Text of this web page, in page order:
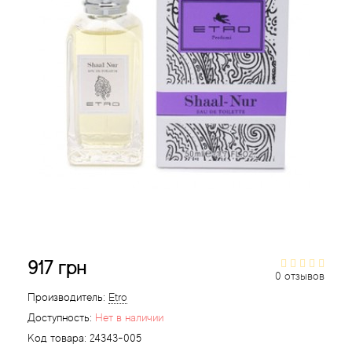
0 отзывов
917 грн
Производитель: Etro
Доступность: Нет в наличии
Код товара: 24343-005
Acqua di Parma
Acqua di Sardegna
Aedes de Venustas
Afnan
Agatha Ruiz de la Prada